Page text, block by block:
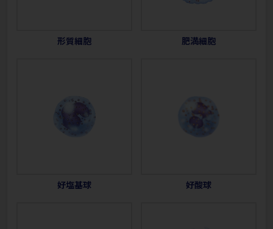
形質細胞 肥満細胞
好塩基球 好酸球